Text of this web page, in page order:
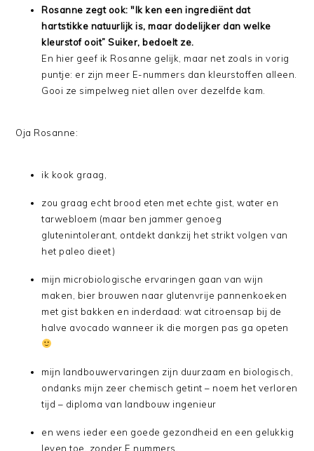
Rosanne zegt ook: "Ik ken een ingrediënt dat
hartstikke natuurlijk is, maar dodelijker dan welke
kleurstof ooit” Suiker, bedoelt ze.
En hier geef ik Rosanne gelijk, maar net zoals in vorig
puntje: er zijn meer E-nummers dan kleurstoffen alleen.
Gooi ze simpelweg niet allen over dezelfde kam.
Oja Rosanne:
ik kook graag,
zou graag echt brood eten met echte gist, water en
tarwebloem (maar ben jammer genoeg
glutenintolerant, ontdekt dankzij het strikt volgen van
het paleo dieet)
mijn microbiologische ervaringen gaan van wijn
maken, bier brouwen naar glutenvrije pannenkoeken
met gist bakken en inderdaad: wat citroensap bij de
halve avocado wanneer ik die morgen pas ga opeten
mijn landbouwervaringen zijn duurzaam en biologisch,
ondanks mijn zeer chemisch getint – noem het verloren
tijd – diploma van landbouw ingenieur
en wens ieder een goede gezondheid en een gelukkig
leven toe, zonder E nummers.